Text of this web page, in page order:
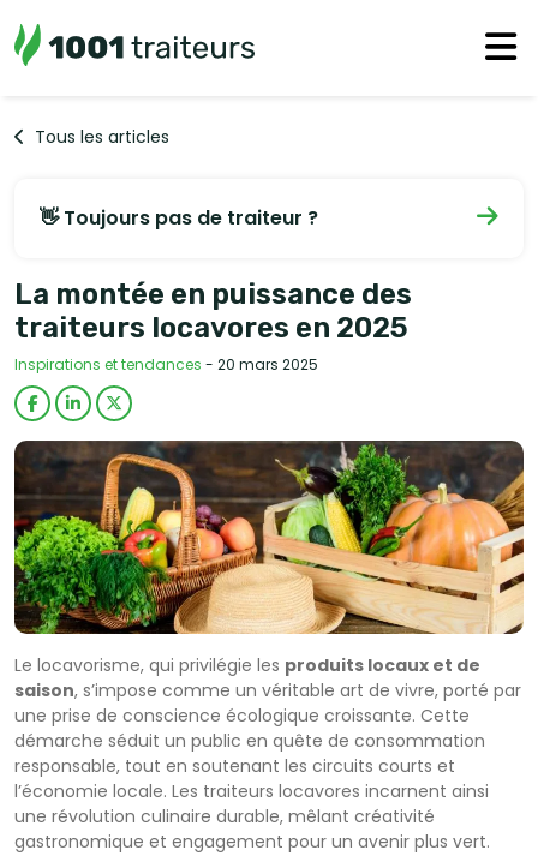
Tous les articles
👋 Toujours pas de traiteur ?
La montée en puissance des
traiteurs locavores en 2025
Inspirations et tendances - 20 mars 2025
Le locavorisme, qui privilégie les produits locaux et de
saison, s’impose comme un véritable art de vivre, porté par
une prise de conscience écologique croissante. Cette
démarche séduit un public en quête de consommation
responsable, tout en soutenant les circuits courts et
l’économie locale. Les traiteurs locavores incarnent ainsi
une révolution culinaire durable, mêlant créativité
gastronomique et engagement pour un avenir plus vert.